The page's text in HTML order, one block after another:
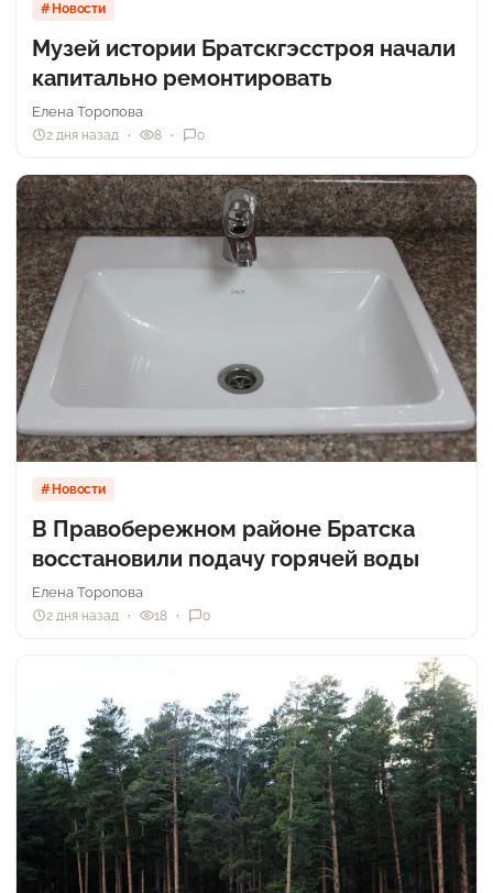
Новости
Музей истории Братскгэсстроя начали
капитально ремонтировать
Елена Торопова
2 дня назад 8 0
Новости
В Правобережном районе Братска
восстановили подачу горячей воды
Елена Торопова
2 дня назад 18 0